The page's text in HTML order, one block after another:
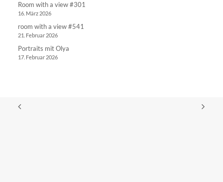
Room with a view #301
16. März 2026
room with a view #541
21. Februar 2026
Portraits mit Olya
17. Februar 2026